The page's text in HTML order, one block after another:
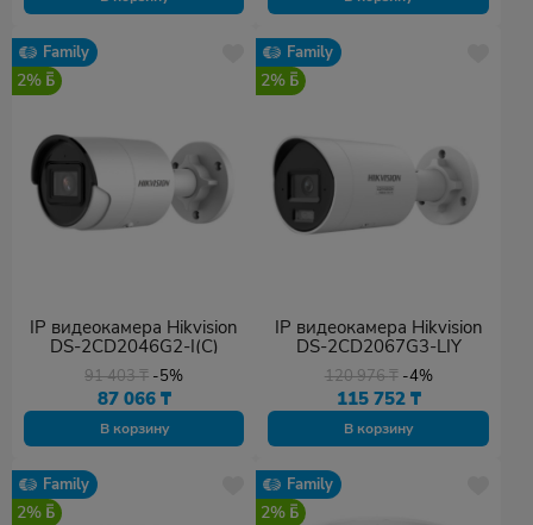
Family
2%
IP видеокамера Hikvision
DS-2CD2046G2-I(С)
91 403₸ -5%
87 066 ₸
В корзину
Family
2%
IP видеокамера Hikvision
DS-2CD2067G3-LIY
120 976₸ -4%
115 752 ₸
В корзину
Family
2%
Family
2%